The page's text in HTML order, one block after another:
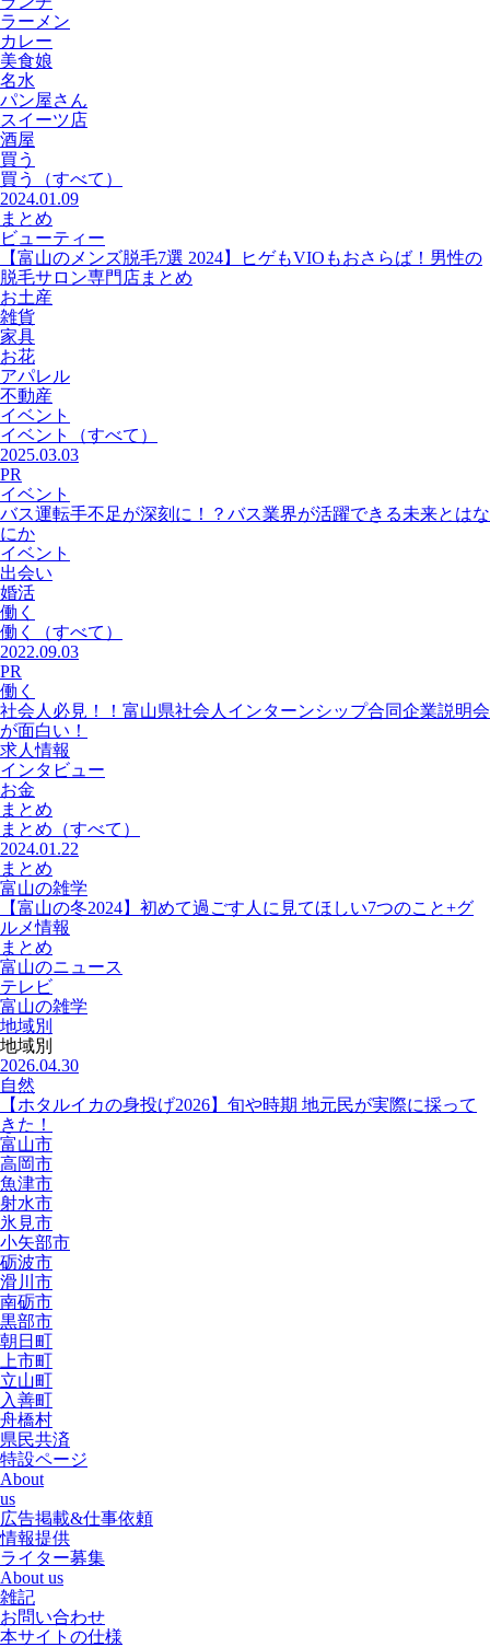
ラーメン
カレー
美食娘
名水
パン屋さん
スイーツ店
酒屋
買う
買う
（すべて）
2024.01.09
まとめ
ビューティー
【富山のメンズ脱毛7選 2024】ヒゲもVIOもおさらば！男性の
脱毛サロン専門店まとめ
お土産
雑貨
家具
お花
アパレル
不動産
イベント
イベント
（すべて）
2025.03.03
PR
イベント
バス運転手不足が深刻に！？バス業界が活躍できる未来とはな
にか
イベント
出会い
婚活
働く
働く
（すべて）
2022.09.03
PR
働く
社会人必見！！富山県社会人インターンシップ合同企業説明会
が面白い！
求人情報
インタビュー
お金
まとめ
まとめ （すべて）
2024.01.22
まとめ
富山の雑学
【富山の冬2024】初めて過ごす人に見てほしい7つのこと+グ
ルメ情報
まとめ
富山のニュース
テレビ
富山の雑学
地域別
地域別
2026.04.30
自然
【ホタルイカの身投げ2026】旬や時期 地元民が実際に採って
きた！
富山市
高岡市
魚津市
射水市
氷見市
小矢部市
砺波市
滑川市
南砺市
黒部市
朝日町
上市町
立山町
入善町
舟橋村
県民共済
特設ページ
About
us
広告掲載&仕事依頼
情報提供
ライター募集
About us
雑記
お問い合わせ
本サイトの仕様